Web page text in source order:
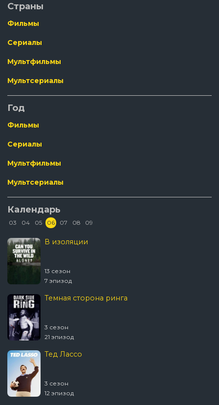
Страны
Фильмы
Сериалы
Мультфильмы
Мультсериалы
Год
Фильмы
Сериалы
Мультфильмы
Мультсериалы
Календарь
03 04 05 06 07 08 09
В изоляции
13 сезон
7 эпизод
Темная сторона ринга
3 сезон
21 эпизод
Тед Лассо
3 сезон
12 эпизод